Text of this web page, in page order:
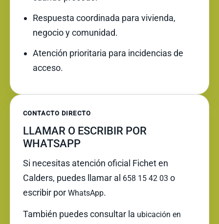
Respuesta coordinada para vivienda,
negocio y comunidad.
Atención prioritaria para incidencias de
acceso.
CONTACTO DIRECTO
LLAMAR O ESCRIBIR POR
WHATSAPP
Si necesitas atención oficial Fichet en
Calders, puedes llamar al 658 15 42 03 o
escribir por WhatsApp.
También puedes consultar la ubicación en